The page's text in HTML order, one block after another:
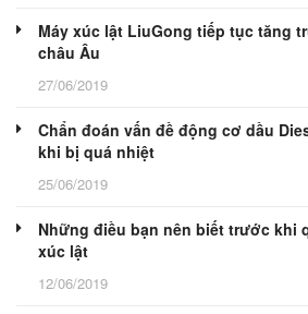
Máy xúc lật LiuGong tiếp tục tăng
châu Âu
27/06/2019
Chẩn đoán vấn đề động cơ dầu
khi bị quá nhiệt
25/06/2019
Những điều bạn nên biết trước khi
xúc lật
12/06/2019